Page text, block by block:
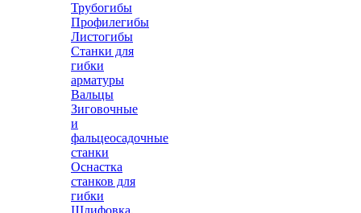
Трубогибы
Профилегибы
Листогибы
Станки для
гибки
арматуры
Вальцы
Зиговочные
и
фальцеосадочные
станки
Оснастка
станков для
гибки
Шлифовка,